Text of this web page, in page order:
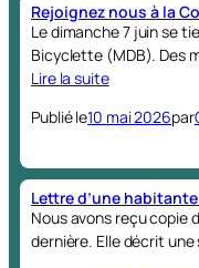
Rejoignez nous à la
Le dimanche 7 juin se
Bicyclette (MDB). Des
Lire la suite
Publié le10 mai 2026par
Lettre d’une
Nous avons reçu copie
dernière. Elle décrit une